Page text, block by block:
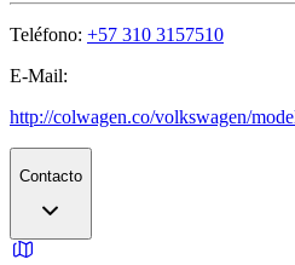
Teléfono: +57 310 3157510
E-Mail:
http://colwagen.co/volkswagen/
Contacto